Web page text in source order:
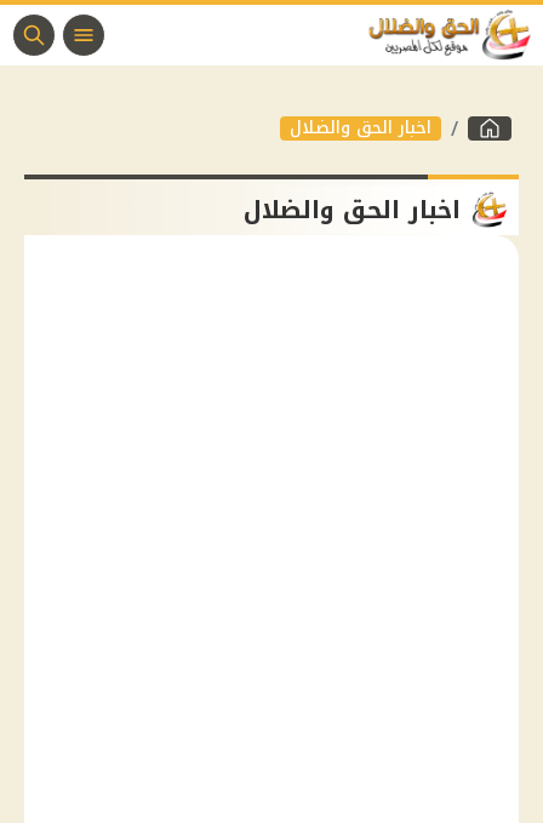
اخبار الحق والضلال
اخبار الحق والضلال